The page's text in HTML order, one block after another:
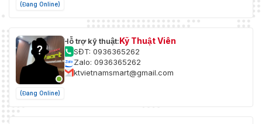
(Đang Online)
(Đang Online)
Hỗ trợ kỹ thuật:Kỹ Thuật Viên
SĐT: 0936365262
Zalo: 0936365262
ktvietnamsmart@gmail.com